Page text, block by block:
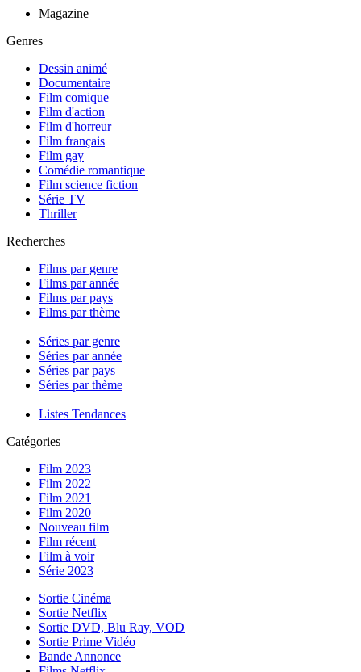
Magazine
Genres
Dessin animé
Documentaire
Film comique
Film d'action
Film d'horreur
Film français
Film gay
Comédie romantique
Film science fiction
Série TV
Thriller
Recherches
Films par genre
Films par année
Films par pays
Films par thème
Séries par genre
Séries par année
Séries par pays
Séries par thème
Listes Tendances
Catégories
Film 2023
Film 2022
Film 2021
Film 2020
Nouveau film
Film récent
Film à voir
Série 2023
Sortie Cinéma
Sortie Netflix
Sortie DVD, Blu Ray, VOD
Sortie Prime Vidéo
Bande Annonce